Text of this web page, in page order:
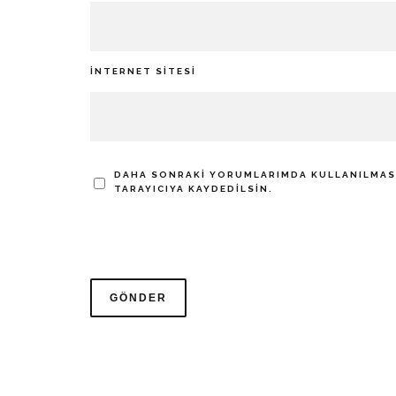
İNTERNET SITESI
DAHA SONRAKI YORUMLARIMDA
TARAYICIYA KAYDEDILSIN.